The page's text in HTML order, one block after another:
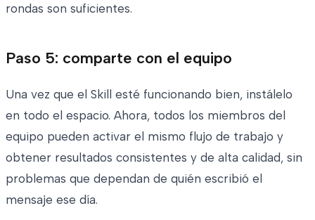
rondas son suficientes.
Paso 5: comparte con el equipo
Una vez que el Skill esté funcionando bien, instálelo
en todo el espacio. Ahora, todos los miembros del
equipo pueden activar el mismo flujo de trabajo y
obtener resultados consistentes y de alta calidad, sin
problemas que dependan de quién escribió el
mensaje ese día.